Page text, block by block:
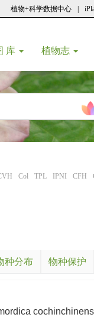
植物+科学数据中心
库 植物志
Col TPL IPNI CFH
种分布 物种保护